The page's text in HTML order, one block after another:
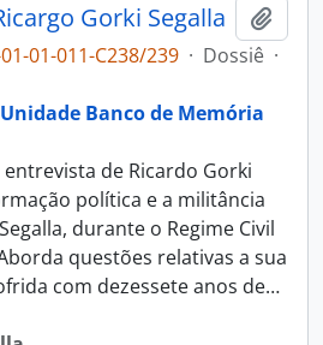
Gorki Segalla
01-01-011-C238/239 · Dossiê ·
Banco de Memória
de Ricardo Gorki
política e a militância
durante o Regime Civil
questões relativas a sua
com dezessete anos de…